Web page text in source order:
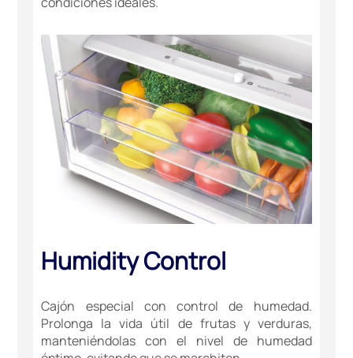
Humidity Control
Cajón especial con control de humedad.
Prolonga la vida útil de frutas y verduras,
manteniéndolas con el nivel de humedad